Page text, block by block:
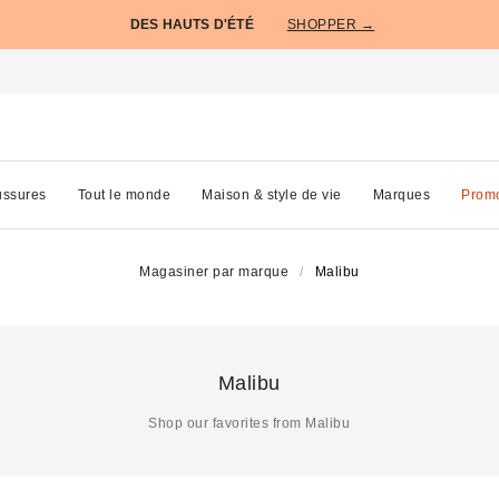
DES HAUTS D'ÉTÉ SHOPPER →
Tout le monde Maison & style de vie Marques
Magasiner par marque Malibu
Malibu
Shop our favorites from Malibu